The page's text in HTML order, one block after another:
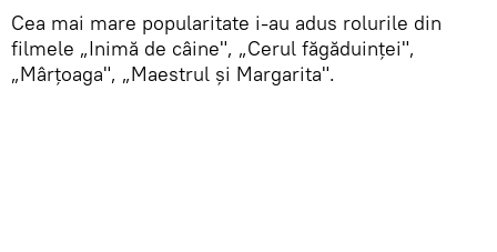
Cea mai mare popularitate i-au adus rolurile din
filmele „Inimă de câine", „Cerul făgăduinței",
„Mârțoaga", „Maestrul și Margarita".